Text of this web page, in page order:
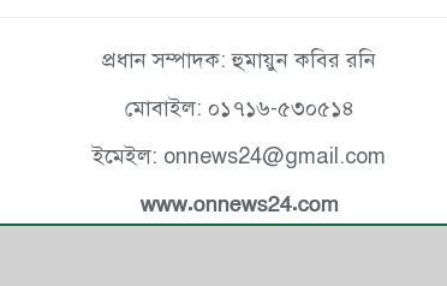
প্রধান সম্পাদক: হুমায়ুন কবির রনি
মোবাইল: ০১৭১৬-৫৩০৫১৪
ইমেইল: onnews24@gmail.com
www.onnews24.com